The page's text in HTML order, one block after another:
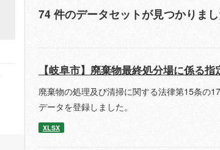
74 件のデータセットが見つかりま
【岐阜市】廃棄物最終処分場に係る
廃棄物の処理及び清掃に関する法律第15条の
データを登録しました。
XLSX